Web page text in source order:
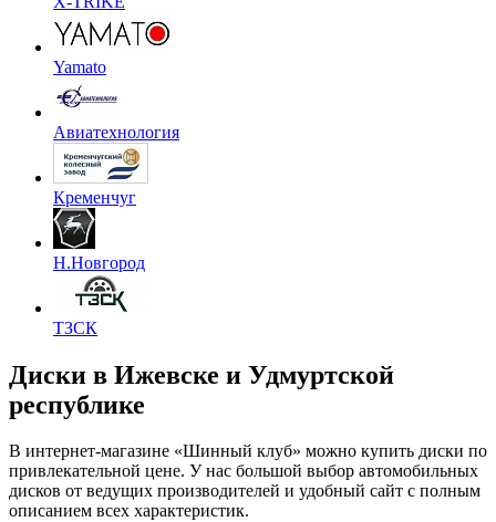
Yamato
Авиатехнология
Кременчуг
Н.Новгород
ТЗСК
Диски в Ижевске и Удмуртской
республике
В интернет-магазине «Шинный клуб» можно купить диски по
привлекательной цене. У нас большой выбор автомобильных
дисков от ведущих производителей и удобный сайт с полным
описанием всех характеристик.